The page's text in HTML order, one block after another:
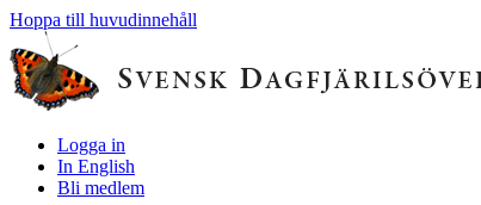
Hoppa till huvudinnehåll
Logga in
In English
Bli medlem